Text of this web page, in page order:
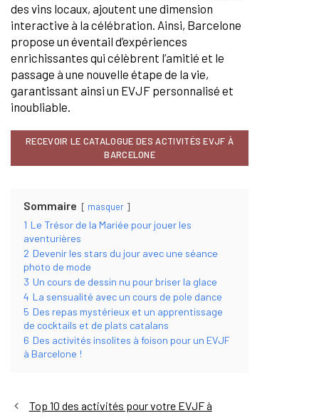
des vins locaux, ajoutent une dimension
interactive à la célébration. Ainsi, Barcelone
propose un éventail d’expériences
enrichissantes qui célèbrent l’amitié et le
passage à une nouvelle étape de la vie,
garantissant ainsi un EVJF personnalisé et
inoubliable.
RECEVOIR LE CATALOGUE DES ACTIVITÉS EVJF À
BARCELONE
Sommaire masquer
1 Le Trésor de la Mariée pour jouer les
aventurières
2 Devenir les stars du jour avec une séance
photo de mode
3 Un cours de dessin nu pour briser la glace
4 La sensualité avec un cours de pole dance
5 Des repas mystérieux et un apprentissage
de cocktails et de plats catalans
6 Des activités insolites à foison pour un EVJF
à Barcelone !
Top 10 des activités pour votre EVJF à